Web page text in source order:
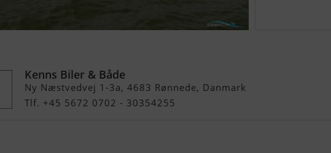
Kenns Biler & Både
Ny Næstvedvej 1-3a, 4683 Rønnede, Danmark
Tlf. +45 5672 0702 - 30354255